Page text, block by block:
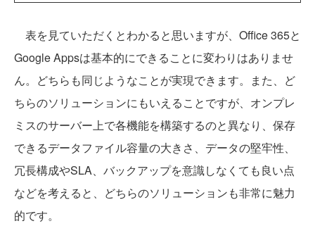
表を見ていただくとわかると思いますが、Office 365と
Google Appsは基本的にできることに変わりはありませ
ん。どちらも同じようなことが実現できます。また、ど
ちらのソリューションにもいえることですが、オンプレ
ミスのサーバー上で各機能を構築するのと異なり、保存
できるデータファイル容量の大きさ、データの堅牢性、
冗長構成やSLA、バックアップを意識しなくても良い点
などを考えると、どちらのソリューションも非常に魅力
的です。